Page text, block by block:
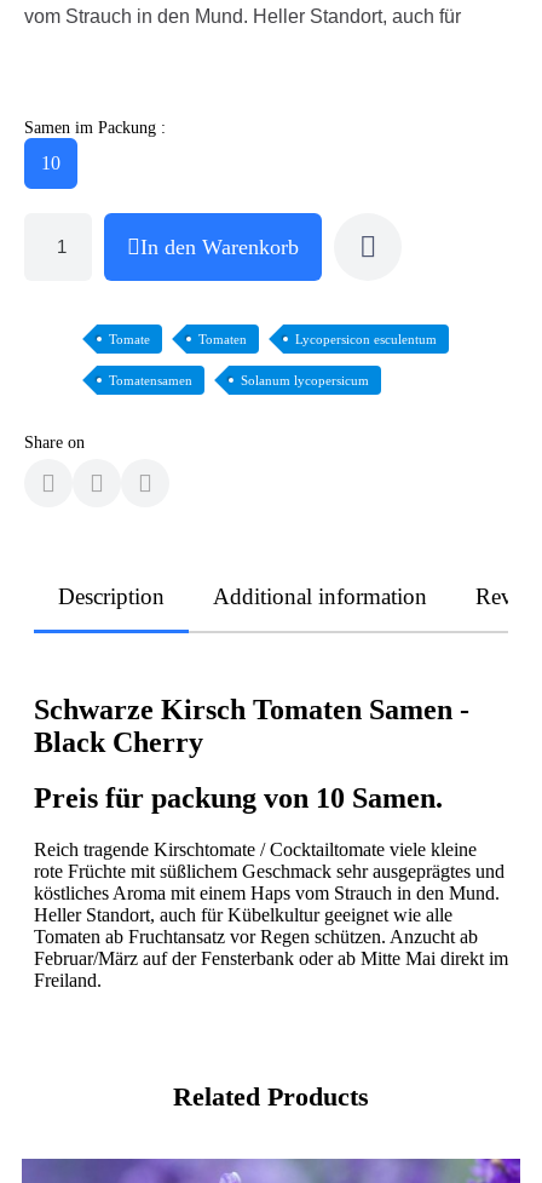
vom Strauch in den Mund. Heller Standort, auch für
Samen im Packung :
10
In den Warenkorb
Tomate Tomaten Lycopersicon esculentum
Tomatensamen Solanum lycopersicum
Share on
Description Additional information
Schwarze Kirsch Tomaten Samen -
Black Cherry
Preis für packung von 10 Samen.
Reich tragende Kirschtomate / Cocktailtomate viele kleine
rote Früchte mit süßlichem Geschmack sehr ausgeprägtes und
köstliches Aroma mit einem Haps vom Strauch in den Mund.
Heller Standort, auch für Kübelkultur geeignet wie alle
Tomaten ab Fruchtansatz vor Regen schützen. Anzucht ab
Februar/März auf der Fensterbank oder ab Mitte Mai direkt im
Freiland.
Related Products